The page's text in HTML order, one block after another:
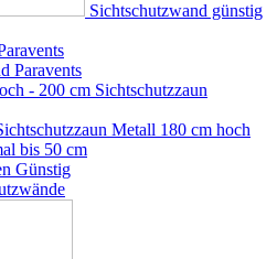
Sichtschutzwand günstig
- 200 cm Sichtschutzzaun
Metall 180 cm hoch
bis 50 cm
Günstig